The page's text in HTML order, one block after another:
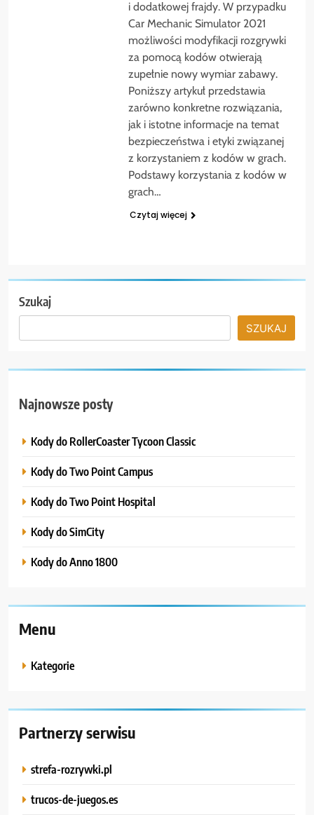
i dodatkowej frajdy. W przypadku
Car Mechanic Simulator 2021
możliwości modyfikacji rozgrywki
za pomocą kodów otwierają
zupełnie nowy wymiar zabawy.
Poniższy artykuł przedstawia
zarówno konkretne rozwiązania,
jak i istotne informacje na temat
bezpieczeństwa i etyki związanej
z korzystaniem z kodów w grach.
Podstawy korzystania z kodów w
grach…
Czytaj więcej
Szukaj
SZUKAJ
Najnowsze posty
Kody do RollerCoaster Tycoon Classic
Kody do Two Point Campus
Kody do Two Point Hospital
Kody do SimCity
Kody do Anno 1800
Menu
Kategorie
Partnerzy serwisu
strefa-rozrywki.pl
trucos-de-juegos.es